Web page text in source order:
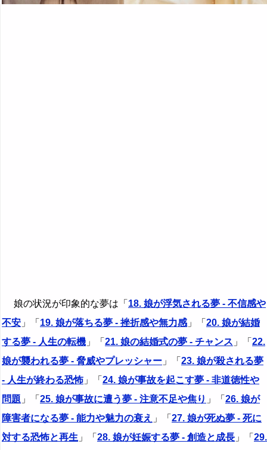
娘の状況が印象的な夢は「 18. 娘が浮気される夢 - 不信感や
不安 」「 19. 娘が落ちる夢 - 挫折感や無力感 」「 20. 娘が結婚
する夢 - 人生の転機 」「 21. 娘の結婚式の夢 - チャンス 」「 22.
娘が襲われる夢 - 脅威やプレッシャー 」「 23. 娘が殺される夢
- 人生が終わる恐怖 」「 24. 娘が事故を起こす夢 - 非道徳性や
問題 」「 25. 娘が事故に遭う夢 - 注意不足や焦り 」「 26. 娘が
障害者になる夢 - 能力や魅力の衰え 」「 27. 娘が死ぬ夢 - 死に
対する恐怖と再生 」「 28. 娘が妊娠する夢 - 創造と成長 」「 29.